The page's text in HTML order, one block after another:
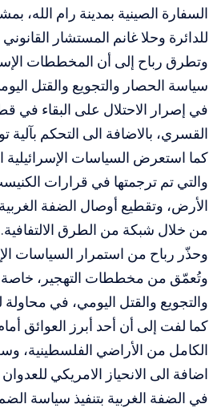
السفارة الصينية بمدينة رام الله،
للدائرة وحلا غانم المستشار
وتطرق رباح إلى أن المخططات
سياسة الحصار والتجويع والقتل
في إصرار الاحتلال على البقاء في
القسري، بالاضافة الى التحكم
كما استعرض السياسات الإسرائيلية
والتي تم ترجمتها في قرارات
الأرض، وتقطيع أوصال الضفة
من خلال شبكة من الطرق الالتفافية.
وحذّر رباح من استمرار السياسات
وتُعمّق من مخططات التهجير، خاصة
والتجويع والقتل اليومي، في
كما لفت إلى أن أحد أبرز العوائق
الكامل من الأراضي الفلسطينية،
اضافة الى الانحياز الامريكي
في الضفة الغربية بتنفيذ سياسة